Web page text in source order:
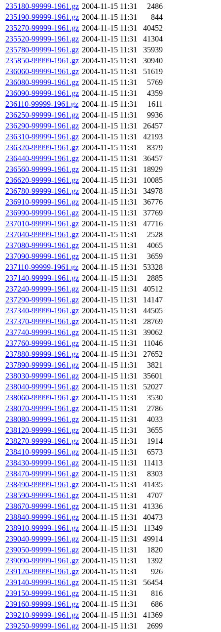
235180-99999-1961.gz 2004-11-15 11:31
2486
235190-99999-1961.gz 2004-11-15 11:31
844
235270-99999-1961.gz 2004-11-15 11:31
40452
235520-99999-1961.gz 2004-11-15 11:31
41304
235780-99999-1961.gz 2004-11-15 11:31
35939
235850-99999-1961.gz 2004-11-15 11:31
30940
236060-99999-1961.gz 2004-11-15 11:31
51619
236080-99999-1961.gz 2004-11-15 11:31
5769
236090-99999-1961.gz 2004-11-15 11:31
4359
236110-99999-1961.gz 2004-11-15 11:31
1611
236250-99999-1961.gz 2004-11-15 11:31
9936
236290-99999-1961.gz 2004-11-15 11:31
26457
236310-99999-1961.gz 2004-11-15 11:31
42193
236320-99999-1961.gz 2004-11-15 11:31
8379
236440-99999-1961.gz 2004-11-15 11:31
36457
236560-99999-1961.gz 2004-11-15 11:31
18929
236620-99999-1961.gz 2004-11-15 11:31
10085
236780-99999-1961.gz 2004-11-15 11:31
34978
236910-99999-1961.gz 2004-11-15 11:31
36776
236990-99999-1961.gz 2004-11-15 11:31
37769
237010-99999-1961.gz 2004-11-15 11:31
47716
237040-99999-1961.gz 2004-11-15 11:31
2528
237080-99999-1961.gz 2004-11-15 11:31
4065
237090-99999-1961.gz 2004-11-15 11:31
3659
237110-99999-1961.gz 2004-11-15 11:31
53328
237140-99999-1961.gz 2004-11-15 11:31
2885
237240-99999-1961.gz 2004-11-15 11:31
40512
237290-99999-1961.gz 2004-11-15 11:31
14147
237340-99999-1961.gz 2004-11-15 11:31
44505
237370-99999-1961.gz 2004-11-15 11:31
28769
237740-99999-1961.gz 2004-11-15 11:31
39062
237760-99999-1961.gz 2004-11-15 11:31
11046
237880-99999-1961.gz 2004-11-15 11:31
27652
237890-99999-1961.gz 2004-11-15 11:31
3821
238030-99999-1961.gz 2004-11-15 11:31
35601
238040-99999-1961.gz 2004-11-15 11:31
52027
238060-99999-1961.gz 2004-11-15 11:31
3530
238070-99999-1961.gz 2004-11-15 11:31
2786
238080-99999-1961.gz 2004-11-15 11:31
4033
238120-99999-1961.gz 2004-11-15 11:31
3655
238270-99999-1961.gz 2004-11-15 11:31
1914
238410-99999-1961.gz 2004-11-15 11:31
6573
238430-99999-1961.gz 2004-11-15 11:31
11413
238470-99999-1961.gz 2004-11-15 11:31
8303
238490-99999-1961.gz 2004-11-15 11:31
41435
238590-99999-1961.gz 2004-11-15 11:31
4707
238670-99999-1961.gz 2004-11-15 11:31
41336
238840-99999-1961.gz 2004-11-15 11:31
40473
238910-99999-1961.gz 2004-11-15 11:31
11349
239040-99999-1961.gz 2004-11-15 11:31
49914
239050-99999-1961.gz 2004-11-15 11:31
1820
239090-99999-1961.gz 2004-11-15 11:31
1392
239120-99999-1961.gz 2004-11-15 11:31
926
239140-99999-1961.gz 2004-11-15 11:31
56454
239150-99999-1961.gz 2004-11-15 11:31
816
239160-99999-1961.gz 2004-11-15 11:31
686
239210-99999-1961.gz 2004-11-15 11:31
41369
239250-99999-1961.gz 2004-11-15 11:31
2699